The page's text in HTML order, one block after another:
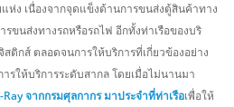
แห่ง เนื่องจากจุดแข็งด้านการขนส่งตู้สินค้าทาง
ขนส่งทางรถหรือรถไฟ อีกทั้งท่าเรือของบริ
ติกส์ ตลอดจนการให้บริการที่เกี่ยวข้องอย่าง
รให้บริการระดับสากล โดยเมื่อไม่นานมา
จากกรมศุลกากร มาประจำที่ท่าเรือเพื่อให้